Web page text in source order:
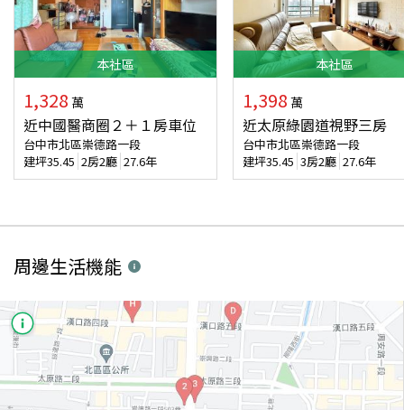
本社區
1,328 萬
近中國醫商圈２＋１房車位
台中市北區崇德路一段
建坪35.45 2房2廳 27.6年
本社區
1,398 萬
近太原綠園道視野三房
台中市北區崇德路一段
建坪35.45 3房2廳 27.6年
周邊生活機能